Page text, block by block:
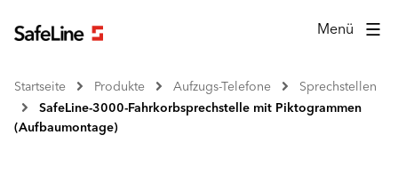
Menü
Startseite Produkte Aufzugs-Telefone
Sprechstellen
SafeLine-3000-Fahrkorbsprechstelle mit Piktogrammen
(Aufbaumontage)